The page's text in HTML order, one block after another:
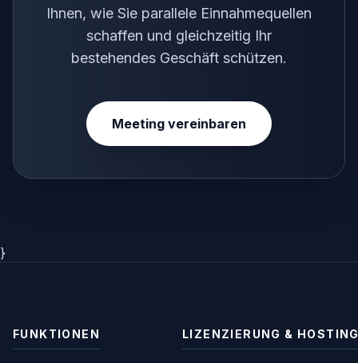
Ihnen, wie Sie parallele Einnahmequellen
schaffen und gleichzeitig Ihr
bestehendes Geschäft schützen.
Meeting vereinbaren
}
FUNKTIONEN LIZENZIERUNG &